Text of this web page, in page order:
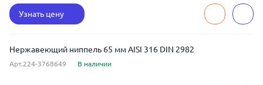
Узнать цену
Нержавеющий ниппель 65 мм AISI 316 DIN 2982
Арт.224-3768649 В наличии